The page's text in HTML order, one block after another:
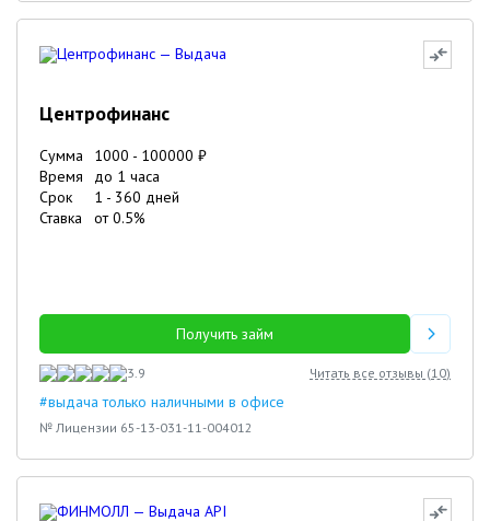
Центрофинанс
Сумма 1000 - 100000 ₽
Время
до 1 часа
Срок
1 - 360 дней
Ставка
от0.5%
Получить займ
3.9 Читать все отзывы (10)
#выдача только наличными в офисе
№ Лицензии 65-13-031-11-004012